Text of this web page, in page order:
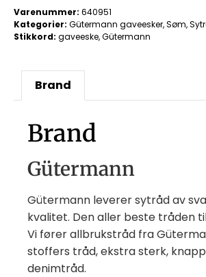
Varenummer: 640951
Kategorier: Gütermann gaveesker,Søm,
Stikkord: gaveeske,Gütermann
Brand
Brand
Gütermann
Gütermann leverer sytråd av
kvalitet. Den aller beste tråden
Vi fører allbrukstråd fra
stoffers tråd, ekstra sterk,
denimtråd.